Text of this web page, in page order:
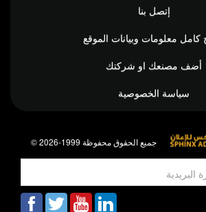
إتصل بنا
معلومات وبيانات الموقع
أضف مصنعك او شركتك
سياسة الخصوصية
© جميع الحقوق محفوظة 1999-2026